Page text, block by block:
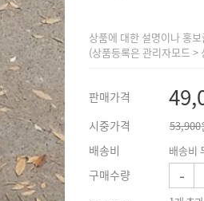
상품에 대한 설명이나 홍
(상품등록은 관리자모드
판매가격
시중가격 53,900
배송비 배송비
구매수량 -